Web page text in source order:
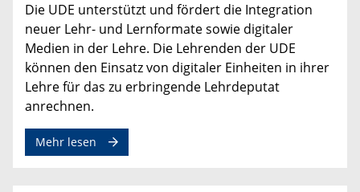
Die UDE unterstützt und fördert die Integration
neuer Lehr- und Lernformate sowie digitaler
Medien in der Lehre. Die Lehrenden der UDE
können den Einsatz von digitaler Einheiten in ihrer
Lehre für das zu erbringende Lehrdeputat
anrechnen.
Mehr lesen